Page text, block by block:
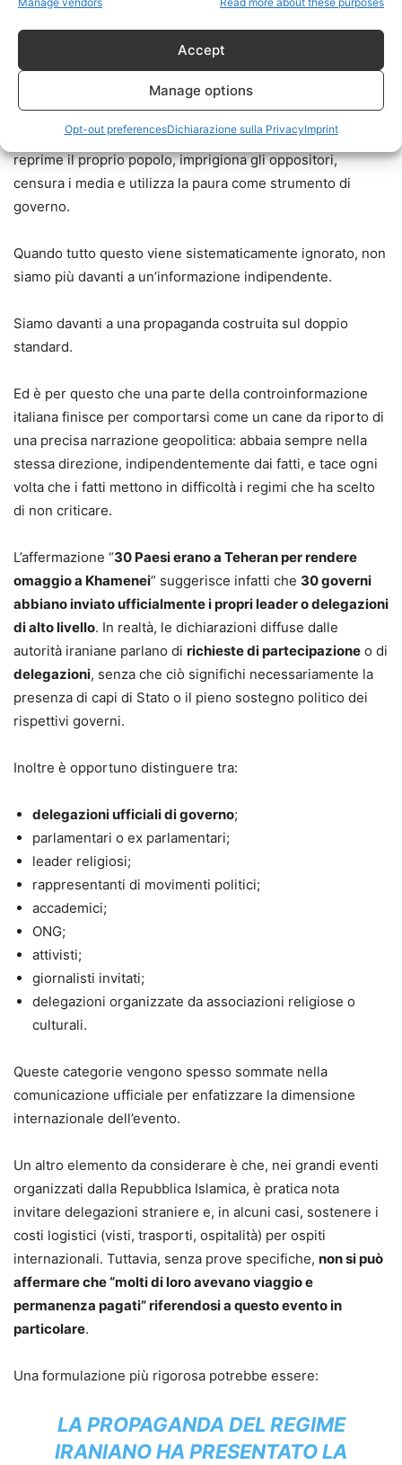
Accept
Manage options
Opt-out preferencesDichiarazione sulla PrivacyImprint
Se si denuncia la propaganda, bisogna raccontare anche le
bot farm, le cyber-armate e le operazioni di influenza degli
Se si difendono i diritti umani, bisogna ricordare anche chi
reprime il proprio popolo, imprigiona gli oppositori,
censura i media e utilizza la paura come strumento di
governo.
Quando tutto questo viene sistematicamente ignorato, non
siamo più davanti a un’informazione indipendente.
Siamo davanti a una propaganda costruita sul doppio
standard.
Ed è per questo che una parte della controinformazione
italiana finisce per comportarsi come un cane da riporto di
una precisa narrazione geopolitica: abbaia sempre nella
stessa direzione, indipendentemente dai fatti, e tace ogni
volta che i fatti mettono in difficoltà i regimi che ha scelto
di non criticare.
L’affermazione “30 Paesi erano a Teheran per rendere
omaggio a Khamenei” suggerisce infatti che 30 governi
abbiano inviato ufficialmente i propri leader o delegazioni
di alto livello. In realtà, le dichiarazioni diffuse dalle
autorità iraniane parlano di richieste di partecipazione o di
delegazioni, senza che ciò significhi necessariamente la
presenza di capi di Stato o il pieno sostegno politico dei
rispettivi governi.
Inoltre è opportuno distinguere tra:
delegazioni ufficiali di governo;
parlamentari o ex parlamentari;
leader religiosi;
rappresentanti di movimenti politici;
accademici;
ONG;
attivisti;
giornalisti invitati;
delegazioni organizzate da associazioni religiose o
culturali.
Queste categorie vengono spesso sommate nella
comunicazione ufficiale per enfatizzare la dimensione
internazionale dell’evento.
Un altro elemento da considerare è che, nei grandi eventi
organizzati dalla Repubblica Islamica, è pratica nota
invitare delegazioni straniere e, in alcuni casi, sostenere i
costi logistici (visti, trasporti, ospitalità) per ospiti
internazionali. Tuttavia, senza prove specifiche, non si può
affermare che “molti di loro avevano viaggio e
permanenza pagati” riferendosi a questo evento in
particolare.
Una formulazione più rigorosa potrebbe essere:
LA PROPAGANDA DEL REGIME
IRANIANO HA PRESENTATO LA